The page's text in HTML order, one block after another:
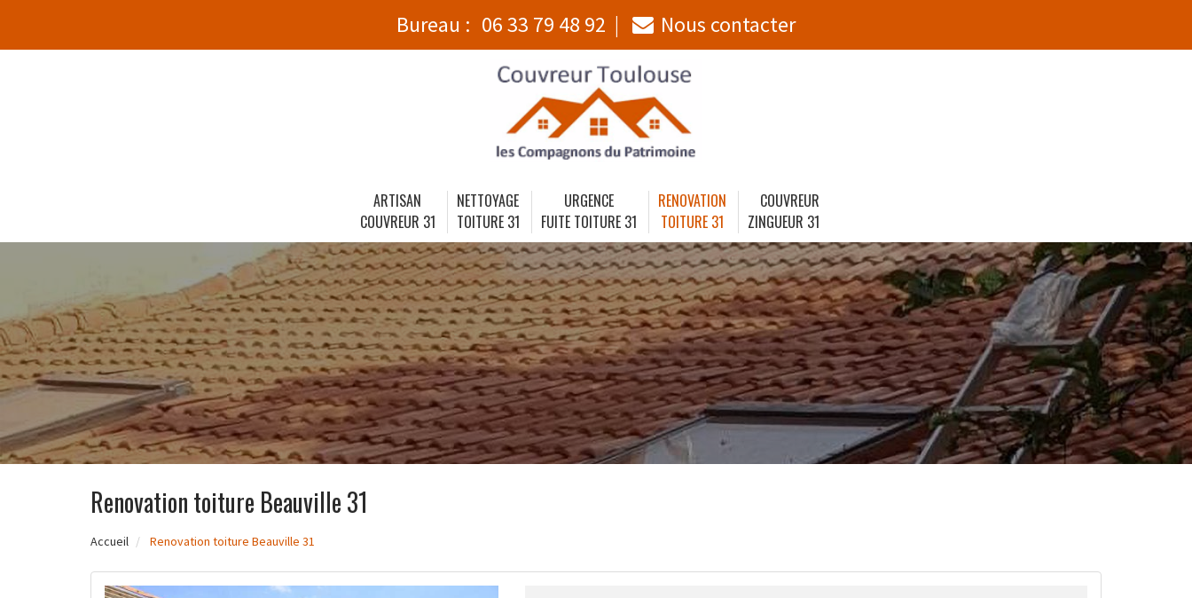
Bureau : 06 33 79 48 92 Nous contacter
ARTISAN
COUVREUR 31
NETTOYAGE
TOITURE 31
URGENCE
FUITE TOITURE 31
RENOVATION
TOITURE 31
COUVREUR
ZINGUEUR 31
Renovation toiture Beauville 31
Accueil Renovation toiture Beauville 31